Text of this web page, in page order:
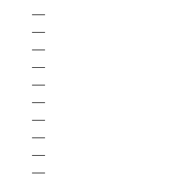
—
—
—
—
—
—
—
—
—
—